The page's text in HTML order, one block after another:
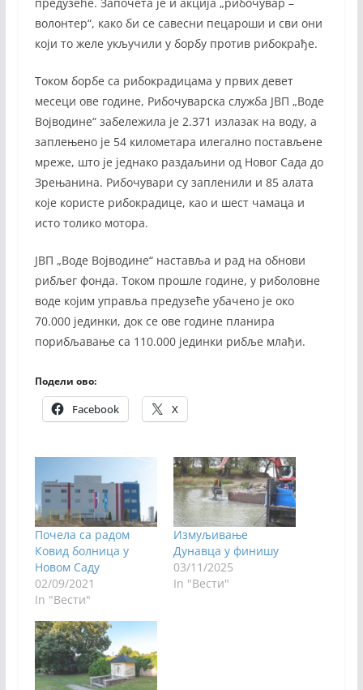
волонтер“, како би се савесни пецароши и сви они
који то желе укључили у борбу против рибокрађе.
Током борбе са рибокрадицама у првих девет
месеци ове године, Рибочуварска служба ЈВП „Воде
Војводине“ забележила је 2.371 излазак на воду, а
заплењено је 54 километара илегално постављене
мреже, што је једнако раздаљини од Новог Сада до
Зрењанина. Рибочувари су запленили и 85 алата
које користе рибокрадице, као и шест чамаца и
исто толико мотора.
ЈВП „Воде Војводине“ наставља и рад на обнови
рибљег фонда. Током прошле године, у риболовне
воде којим управља предузеће убачено је око
70.000 јединки, док се ове године планира
порибљавање са 110.000 јединки рибље млађи.
Подели ово:
Facebook X
Почела са радом
Ковид болница у
Новом Саду
02/09/2021
In "Вести"
Измуљивање
Дунавца у финишу
03/11/2025
In "Вести"